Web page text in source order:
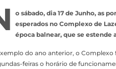
o sábado, dia 17 de Junho, as
esperados no Complexo de
época balnear, que se estende
do ano anterior, o Complexo
feiras o horário de